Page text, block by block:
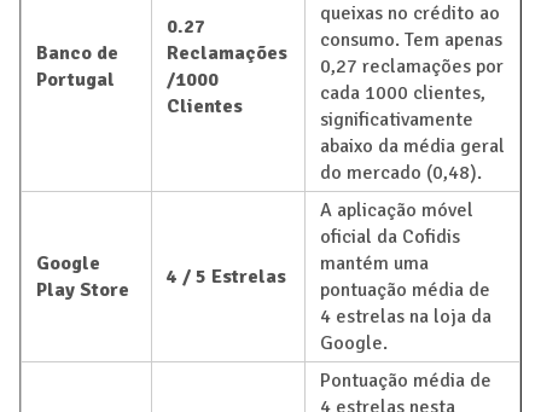
Banco de
Portugal
0.27
Reclamações
/1000
Clientes
queixas no crédito ao
consumo. Tem apenas
0,27 reclamações por
cada 1000 clientes,
significativamente
abaixo da média geral
do mercado (0,48).
Google
Play Store
4 / 5 Estrelas
A aplicação móvel
oficial da Cofidis
mantém uma
pontuação média de
4 estrelas na loja da
Google.
Pontuação média de
4 estrelas nesta